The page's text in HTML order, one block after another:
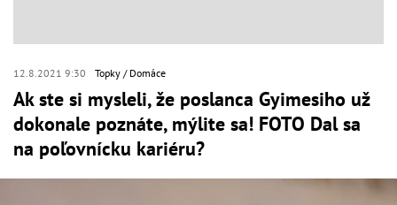
12.8.2021 9:30 Topky Domáce
Ak ste si mysleli, že poslanca Gyimesiho už
dokonale poznáte, mýlite sa! FOTO Dal sa
na poľovnícku kariéru?